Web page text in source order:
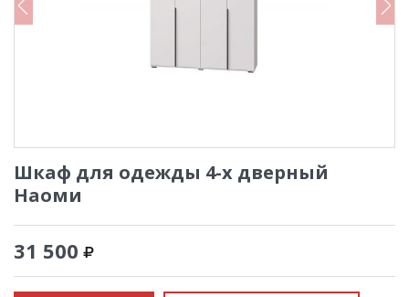
Шкаф для одежды 4-х дверный
Наоми
31 500